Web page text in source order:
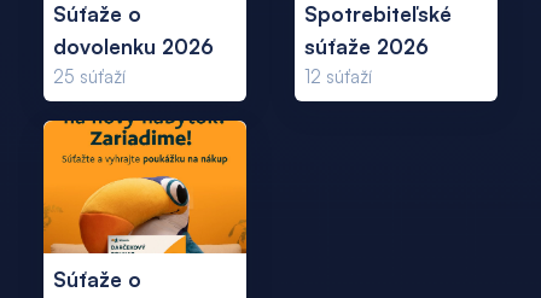
Súťaže o
dovolenku 2026
25 súťaží
Spotrebiteľské
súťaže 2026
12 súťaží
Súťaže o